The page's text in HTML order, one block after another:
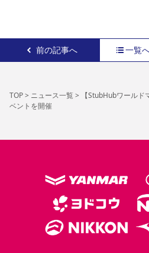
前の記事へ 一覧
TOP> ニュース一覧>
【StubHubワール
ベントを開催